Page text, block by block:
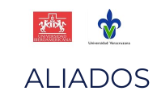
ALIADOS